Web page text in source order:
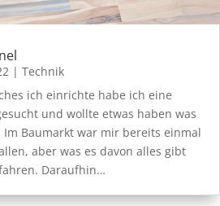
| Technik
ich einrichte habe ich eine
und wollte etwas haben was
Baumarkt war mir bereits einmal
aber was es davon alles gibt
Daraufhin…